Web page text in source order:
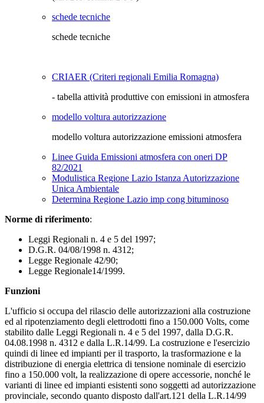
schede tecniche
schede tecniche
CRIAER (Criteri regionali Emilia Romagna)
- tabella attività produttive con emissioni in atmosfera
modello voltura autorizzazione
modello voltura autorizzazione emissioni atmosfera
Linee Guida Emissioni atmosfera con oneri DP
82/2021
Modulistica Regione Lazio Istanza Autorizzazione
Unica Ambientale
Determina Regione Lazio imp cong bituminoso
Norme di riferimento:
Leggi Regionali n. 4 e 5 del 1997;
D.G.R. 04/08/1998 n. 4312;
Legge Regionale 42/90;
Legge Regionale14/1999.
Funzioni
L'ufficio si occupa del rilascio delle autorizzazioni alla costruzione
ed al ripotenziamento degli elettrodotti fino a 150.000 Volts, come
stabilito dalle Leggi Regionali n. 4 e 5 del 1997, dalla D.G.R.
04.08.1998 n. 4312 e dalla L.R.14/99. La costruzione e l'esercizio
quindi di linee ed impianti per il trasporto, la trasformazione e la
distribuzione di energia elettrica di tensione nominale di esercizio
fino a 150.000 volt, la realizzazione di opere accessorie, nonché le
varianti di linee ed impianti esistenti sono soggetti ad autorizzazione
provinciale, secondo quanto disposto dall'art.121 della L.R.14/99